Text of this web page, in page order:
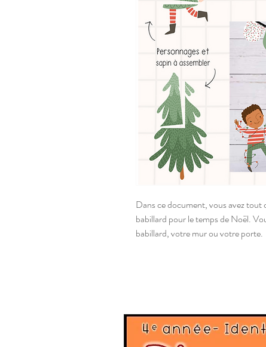
Dans ce document, vous avez tout
babillard pour le temps de Noël.
babillard, votre mur ou votre porte.